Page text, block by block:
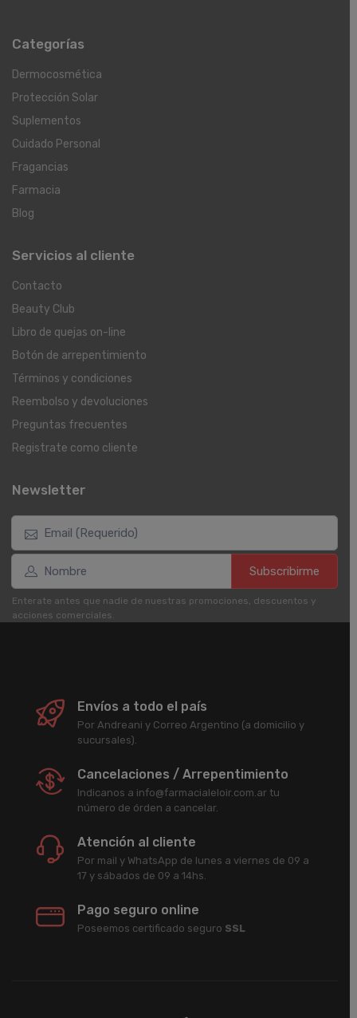
Categorías
Dermocosmética
Protección Solar
Suplementos
Cuidado Personal
Fragancias
Farmacia
Blog
Servicios al cliente
Contacto
Beauty Club
Libro de quejas on-line
Botón de arrepentimiento
Términos y condiciones
Reembolso y devoluciones
Preguntas frecuentes
Registrate como cliente
Newsletter
Subscribirme
Enterate antes que nadie de nuestras promociones, descuentos y
acciones comerciales.
Envíos a todo el país
Por Andreani y Correo Argentino (a domicilio y
sucursales).
Cancelaciones / Arrepentimiento
Indicanos a info@farmacialeloir.com.ar tu
número de órden a cancelar.
Atención al cliente
Por mail y WhatsApp de lunes a viernes de 09 a
17 y sábados de 09 a 14hs.
Pago seguro online
Poseemos certificado seguro SSL